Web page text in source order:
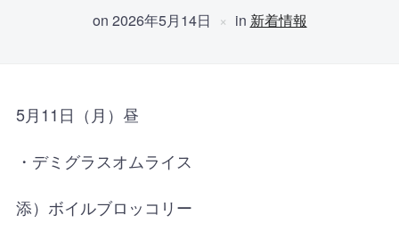
on 2026年5月14日 in 新着情報
5月11日（月）昼
・デミグラスオムライス
添）ボイルブロッコリー